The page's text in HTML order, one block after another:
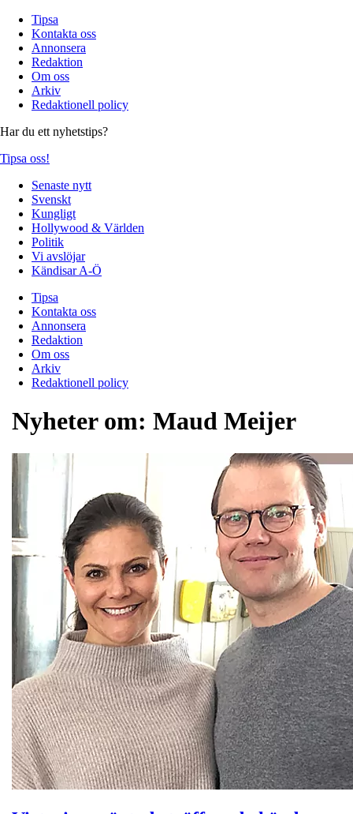
Tipsa
Kontakta oss
Annonsera
Redaktion
Om oss
Arkiv
Redaktionell policy
Har du ett nyhetstips?
Tipsa oss!
Senaste nytt
Svenskt
Kungligt
Hollywood & Världen
Politik
Vi avslöjar
Kändisar A-Ö
Tipsa
Kontakta oss
Annonsera
Redaktion
Om oss
Arkiv
Redaktionell policy
Nyheter om: Maud Meijer